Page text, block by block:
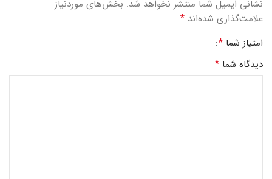
نشانی ایمیل شما منتشر نخواهد شد. بخش‌های موردنیاز
علامت‌گذاری شده‌اند *
امتیاز شما *
دیدگاه شما *